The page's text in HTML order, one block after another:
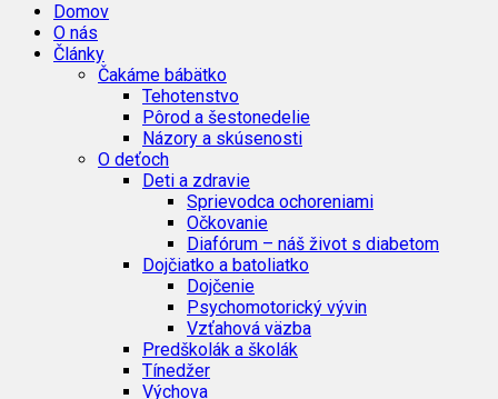
Domov
O nás
Články
Čakáme bábätko
Tehotenstvo
Pôrod a šestonedelie
Názory a skúsenosti
O deťoch
Deti a zdravie
Sprievodca ochoreniami
Očkovanie
Diafórum – náš život s diabetom
Dojčiatko a batoliatko
Dojčenie
Psychomotorický vývin
Vzťahová väzba
Predškolák a školák
Tínedžer
Výchova